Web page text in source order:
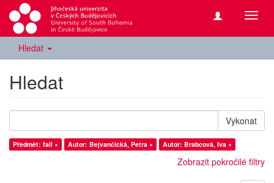
Hledat
Hledat
Vykonat
Předmět: fall × Autor: Bejvančická, Petra × Autor: Brabcová, Iva ×
Zobrazit pokročilé filtry